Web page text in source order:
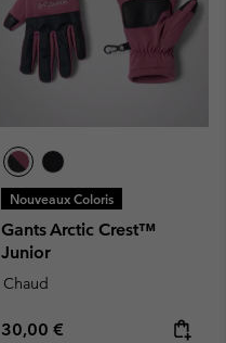
Nouveaux Coloris
Gants Arctic Crest™
Junior
Chaud
Regular price:
30,00 €